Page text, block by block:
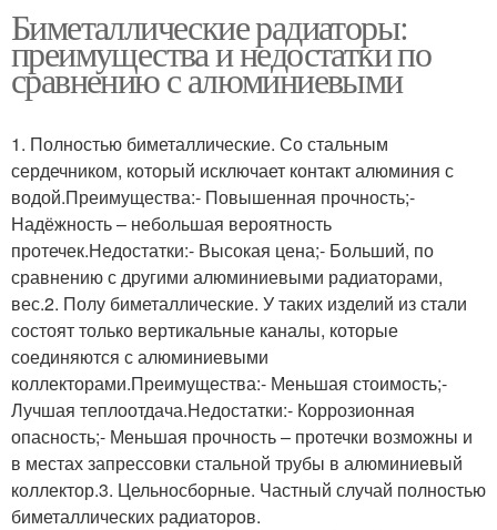
Биметаллические радиаторы:
преимущества и недостатки по
сравнению с алюминиевыми
1. Полностью биметаллические. Со стальным
сердечником, который исключает контакт алюминия с
водой.Преимущества:- Повышенная прочность;-
Надёжность – небольшая вероятность
протечек.Недостатки:- Высокая цена;- Больший, по
сравнению с другими алюминиевыми радиаторами,
вес.2. Полу биметаллические. У таких изделий из стали
состоят только вертикальные каналы, которые
соединяются с алюминиевыми
коллекторами.Преимущества:- Меньшая стоимость;-
Лучшая теплоотдача.Недостатки:- Коррозионная
опасность;- Меньшая прочность – протечки возможны и
в местах запрессовки стальной трубы в алюминиевый
коллектор.3. Цельносборные. Частный случай полностью
биметаллических радиаторов.